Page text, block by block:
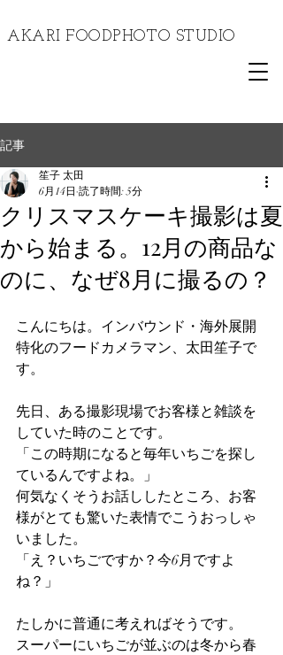
​AKARI FOODPHOTO STUDIO
記事
クリスマスケーキ撮影は夏
から始まる。12月の商品な
のに、なぜ8月に撮るの？
笙子 太田
6月14日 読了時間: 5分
こんにちは。インバウンド・海外展開
特化のフードカメラマン、太田笙子で
す。
先日、ある撮影現場でお客様と雑談を
していた時のことです。
「この時期になると毎年いちごを探し
ているんですよね。」
何気なくそうお話ししたところ、お客
様がとても驚いた表情でこうおっしゃ
いました。
「え？いちごですか？今6月ですよ
ね？」
たしかに普通に考えればそうです。
スーパーにいちごが並ぶのは冬から春